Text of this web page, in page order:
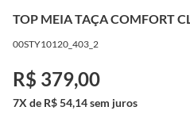
TOP MEIA TAÇA COMFORT
00STY10120_403_2
R$ 379,00
7X de R$ 54,14 sem juros